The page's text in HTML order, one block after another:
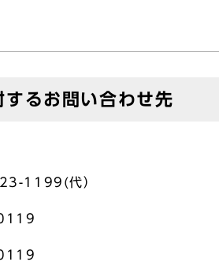
るお問い合わせ先
1199(代）